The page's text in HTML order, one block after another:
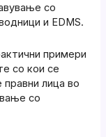
со
и EDMS.
примери
со кои се
правни лица во
со